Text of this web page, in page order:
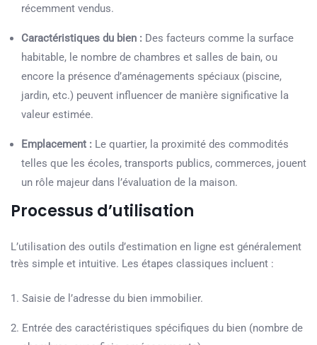
récemment vendus.
Caractéristiques du bien : Des facteurs comme la surface
habitable, le nombre de chambres et salles de bain, ou
encore la présence d’aménagements spéciaux (piscine,
jardin, etc.) peuvent influencer de manière significative la
valeur estimée.
Emplacement : Le quartier, la proximité des commodités
telles que les écoles, transports publics, commerces, jouent
un rôle majeur dans l’évaluation de la maison.
Processus d’utilisation
L’utilisation des outils d’estimation en ligne est généralement
très simple et intuitive. Les étapes classiques incluent :
Saisie de l’adresse du bien immobilier.
Entrée des caractéristiques spécifiques du bien (nombre de